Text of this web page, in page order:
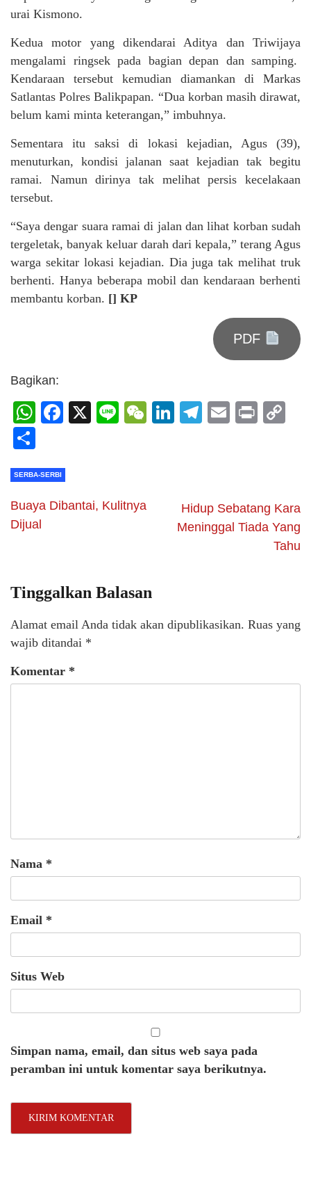
urai Kismono.
Kedua motor yang dikendarai Aditya dan Triwijaya
mengalami ringsek pada bagian depan dan samping.
Kendaraan tersebut kemudian diamankan di Markas
Satlantas Polres Balikpapan. “Dua korban masih dirawat,
belum kami minta keterangan,” imbuhnya.
Sementara itu saksi di lokasi kejadian, Agus (39),
menuturkan, kondisi jalanan saat kejadian tak begitu
ramai. Namun dirinya tak melihat persis kecelakaan
tersebut.
“Saya dengar suara ramai di jalan dan lihat korban sudah
tergeletak, banyak keluar darah dari kepala,” terang Agus
warga sekitar lokasi kejadian. Dia juga tak melihat truk
berhenti. Hanya beberapa mobil dan kendaraan berhenti
membantu korban. [] KP
PDF
Bagikan:
WhatsApp
Facebook
X LineWeChat
LinkedIn
Telegram
Email
Print
SERBA-SERBI
Buaya Dibantai, Kulitnya
Dijual
Hidup Sebatang Kara
Meninggal Tiada Yang
Tahu
Tinggalkan Balasan
Alamat email Anda tidak akan dipublikasikan. Ruas yang
wajib ditandai *
Komentar *
Nama *
Email *
Situs Web
Simpan nama, email, dan situs web saya pada
peramban ini untuk komentar saya berikutnya.